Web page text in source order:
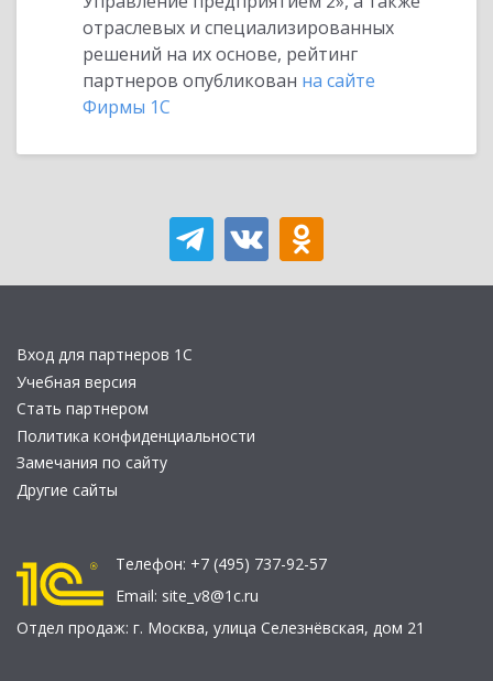
отраслевых и специализированных
решений на их основе, рейтинг
партнеров опубликован на сайте
Фирмы 1С
Вход для партнеров 1С
Учебная версия
Стать партнером
Политика конфиденциальности
Замечания по сайту
Другие сайты
Телефон: +7 (495) 737-92-57
Email: site_v8@1c.ru
Отдел продаж: г. Москва, улица Селезнёвская, дом 21